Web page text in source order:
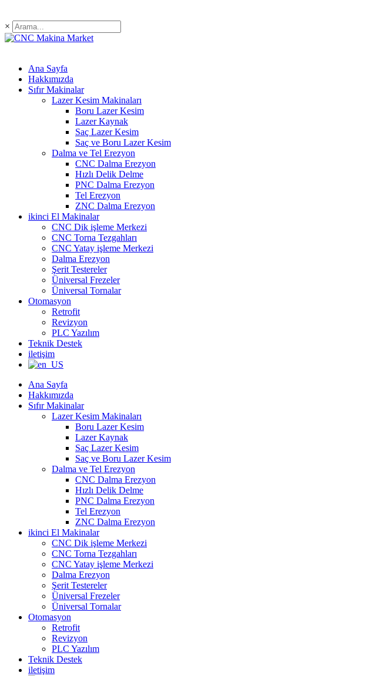
×
Ana Sayfa
Hakkımızda
Sıfır Makinalar
Lazer Kesim Makinaları
Boru Lazer Kesim
Lazer Kaynak
Saç Lazer Kesim
Saç ve Boru Lazer Kesim
Dalma ve Tel Erezyon
CNC Dalma Erezyon
Hızlı Delik Delme
PNC Dalma Erezyon
Tel Erezyon
ZNC Dalma Erezyon
ikinci El Makinalar
CNC Dik işleme Merkezi
CNC Torna Tezgahları
CNC Yatay işleme Merkezi
Dalma Erezyon
Şerit Testereler
Üniversal Frezeler
Üniversal Tornalar
Otomasyon
Retrofit
Revizyon
PLC Yazılım
Teknik Destek
iletişim
Ana Sayfa
Hakkımızda
Sıfır Makinalar
Lazer Kesim Makinaları
Boru Lazer Kesim
Lazer Kaynak
Saç Lazer Kesim
Saç ve Boru Lazer Kesim
Dalma ve Tel Erezyon
CNC Dalma Erezyon
Hızlı Delik Delme
PNC Dalma Erezyon
Tel Erezyon
ZNC Dalma Erezyon
ikinci El Makinalar
CNC Dik işleme Merkezi
CNC Torna Tezgahları
CNC Yatay işleme Merkezi
Dalma Erezyon
Şerit Testereler
Üniversal Frezeler
Üniversal Tornalar
Otomasyon
Retrofit
Revizyon
PLC Yazılım
Teknik Destek
iletişim